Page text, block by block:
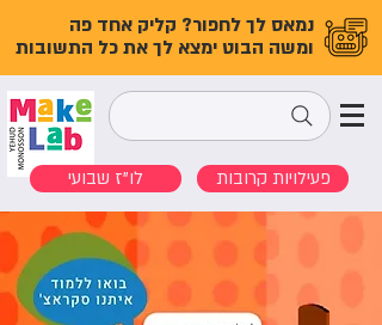
נמאס לך לחפור? קליק אחד פה
ומשה הבוט ימצא לך את כל התשובות
לו"ז שבועי פעילויות קרובות